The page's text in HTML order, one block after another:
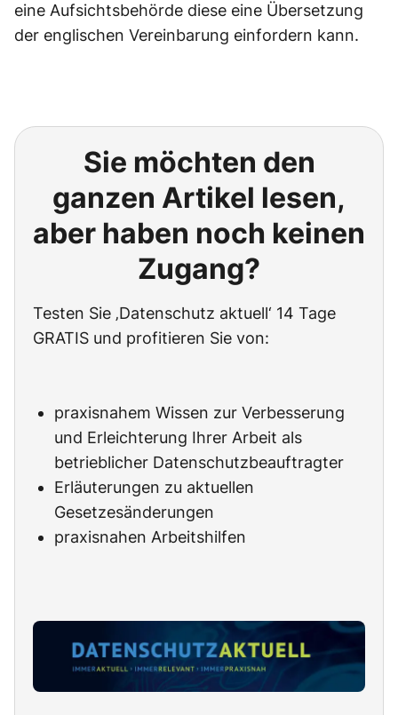
eine Aufsichtsbehörde diese eine Übersetzung
der englischen Vereinbarung einfordern kann.
Sie möchten den
ganzen Artikel lesen,
aber haben noch keinen
Zugang?
Testen Sie ‚Datenschutz aktuell‘ 14 Tage
GRATIS und profitieren Sie von:
praxisnahem Wissen zur Verbesserung
und Erleichterung Ihrer Arbeit als
betrieblicher Datenschutzbeauftragter
Erläuterungen zu aktuellen
Gesetzesänderungen
praxisnahen Arbeitshilfen